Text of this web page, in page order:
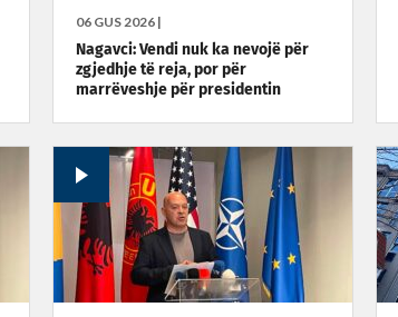
06 GUS 2026 |
Nagavci: Vendi nuk ka nevojë për
zgjedhje të reja, por për
marrëveshje për presidentin